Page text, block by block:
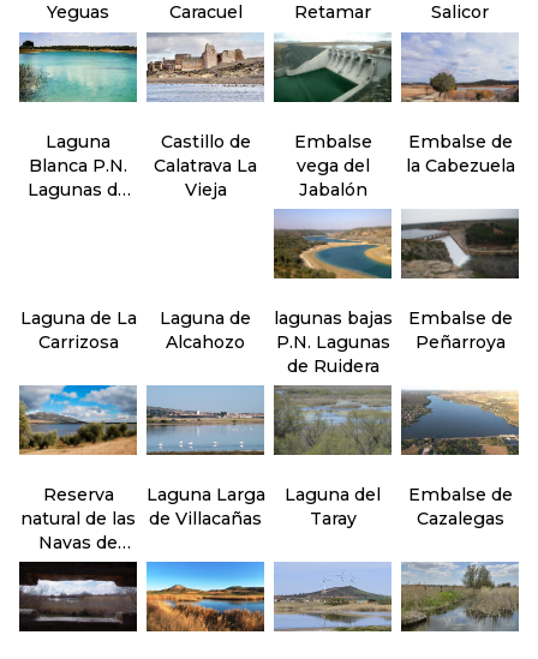
Yeguas
Caracuel
Retamar
Salicor
Laguna
Blanca P.N.
Lagunas de
Castillo de
Calatrava La
Vieja
Embalse
vega del
Jabalón
Embalse de
la Cabezuela
Laguna de La
Carrizosa
Laguna de
Alcahozo
lagunas bajas
P.N. Lagunas
de Ruidera
Embalse de
Peñarroya
Reserva
natural de las
Navas de
Malagón
Laguna Larga
de Villacañas
Laguna del
Taray
Embalse de
Cazalegas